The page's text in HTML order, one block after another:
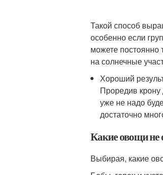
Такой способ
особенно если
можете
на солнечные
Хороший
Проредив
уже не надо
достаточно
Какие овощи не
Выбирая, какие